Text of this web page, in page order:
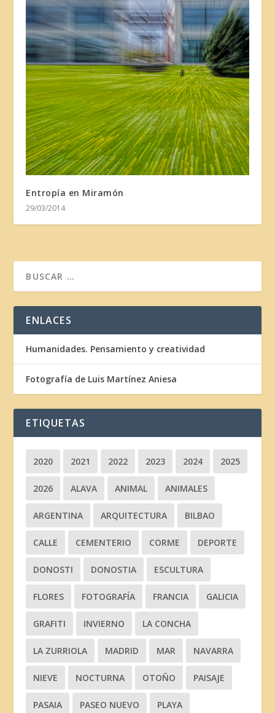
Entropía en Miramón
29/03/2014
ENLACES
Humanidades. Pensamiento y creatividad
Fotografía de Luis Martínez Aniesa
ETIQUETAS
2020 2021 2022 2023 2024 2025
2026 ALAVA ANIMAL ANIMALES
ARGENTINA ARQUITECTURA BILBAO
CALLE CEMENTERIO CORME DEPORTE
DONOSTI DONOSTIA ESCULTURA
FLORES FOTOGRAFÍA FRANCIA GALICIA
GRAFITI INVIERNO LA CONCHA
LA ZURRIOLA MADRID MAR NAVARRA
NIEVE NOCTURNA OTOÑO PAISAJE
PASAIA PASEO NUEVO PLAYA